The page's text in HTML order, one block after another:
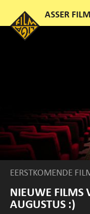
EERSTKOMENDE
NIEUWE FILMS
AUGUSTUS :)